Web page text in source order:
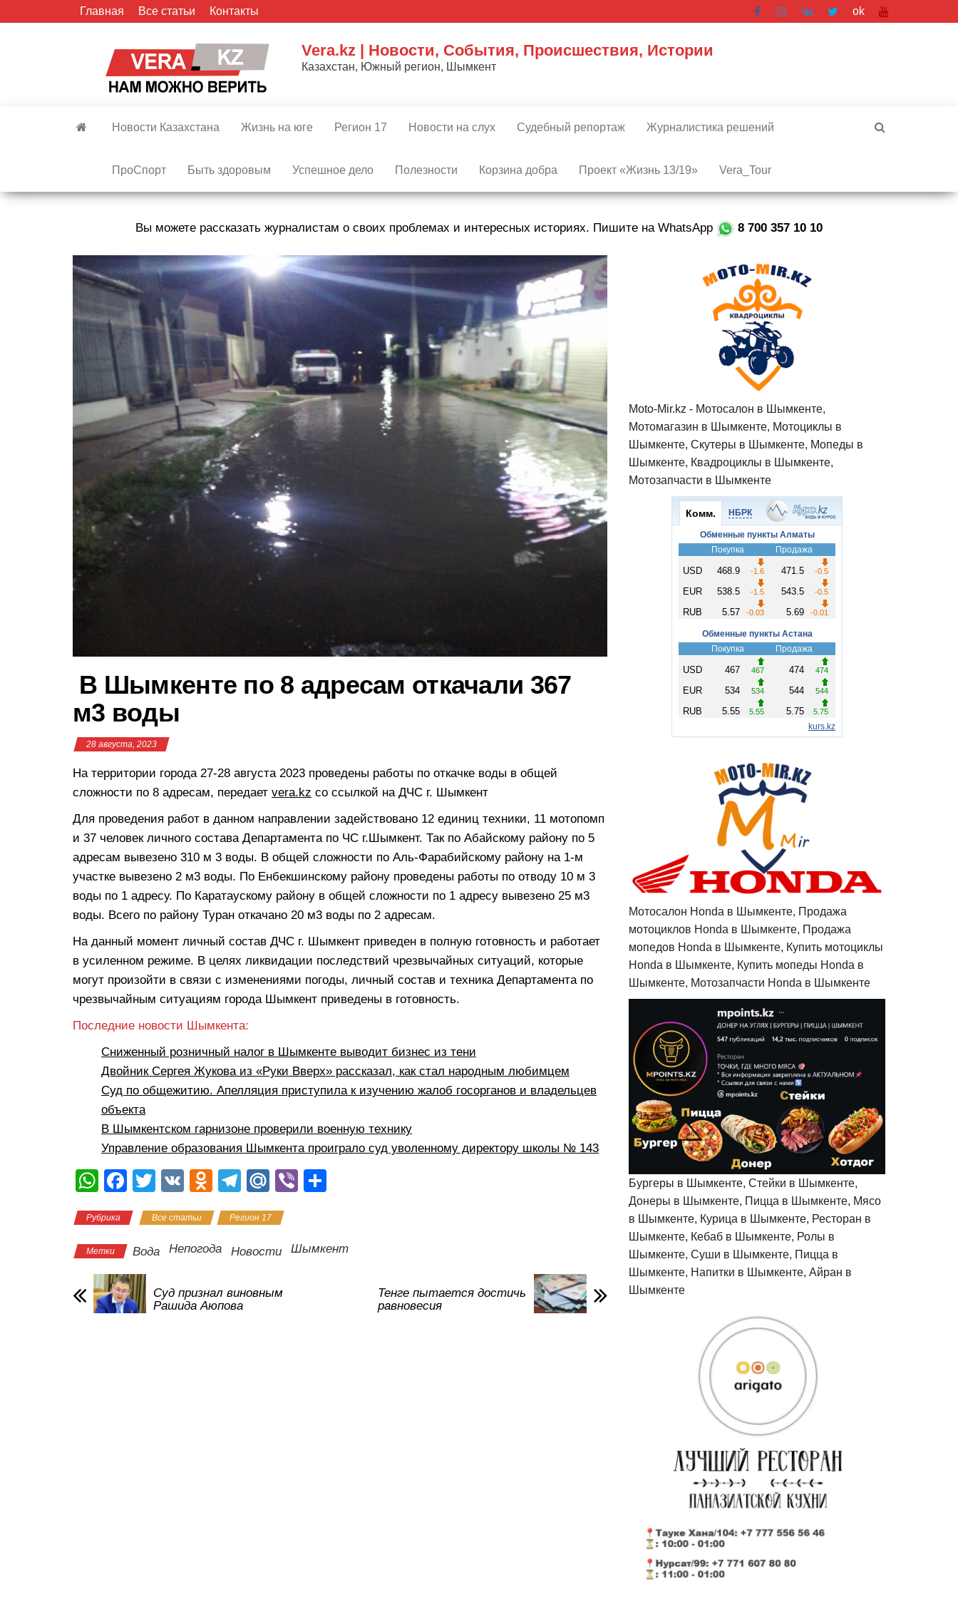
Главная Все статьи Контакты ok
Vera.kz | Новости, События, Происшествия, Истории
Казахстан, Южный регион, Шымкент
Новости Казахстана Жизнь на юге Регион 17 Новости на слух Судебный репортаж Журналистика решений
ПроСпорт Быть здоровым Успешное дело Полезности Корзина добра Проект «Жизнь 13/19» Vera_Tour
Вы можете рассказать журналистам о своих проблемах и интересных историях. Пишите на WhatsApp 8 700 357 10 10
В Шымкенте по 8 адресам откачали 367
м3 воды
28 августа, 2023
На территории города 27-28 августа 2023 проведены работы по откачке воды в общей
сложности по 8 адресам, передает vera.kz со ссылкой на ДЧС г. Шымкент
Для проведения работ в данном направлении задействовано 12 единиц техники, 11 мотопомп
и 37 человек личного состава Департамента по ЧС г.Шымкент. Так по Абайскому району по 5
адресам вывезено 310 м 3 воды. В общей сложности по Аль-Фарабийскому району на 1-м
участке вывезено 2 м3 воды. По Енбекшинскому району проведены работы по отводу 10 м 3
воды по 1 адресу. По Каратаускому району в общей сложности по 1 адресу вывезено 25 м3
воды. Всего по району Туран откачано 20 м3 воды по 2 адресам.
На данный момент личный состав ДЧС г. Шымкент приведен в полную готовность и работает
в усиленном режиме. В целях ликвидации последствий чрезвычайных ситуаций, которые
могут произойти в связи с изменениями погоды, личный состав и техника Департамента по
чрезвычайным ситуациям города Шымкент приведены в готовность.
Последние новости Шымкента:
Сниженный розничный налог в Шымкенте выводит бизнес из тени
Двойник Сергея Жукова из «Руки Вверх» рассказал, как стал народным любимцем
Суд по общежитию. Апелляция приступила к изучению жалоб госорганов и владельцев
объекта
В Шымкентском гарнизоне проверили военную технику
Управление образования Шымкента проиграло суд уволенному директору школы № 143
W
at
s
A
p
p
F
c
e
b
o
o
T
tt
er
V
O
n
o
a
ss
T
e
gr
m
M
.R
u
Vi
а
Рубрика Все статьи Регион 17
Метки Вода Непогода Новости Шымкент
Суд признал виновным
Рашида Аюпова
Тенге пытается достичь
равновесия
Moto-Mir.kz - Мотосалон в Шымкенте,
Мотомагазин в Шымкенте, Мотоциклы в
Шымкенте, Скутеры в Шымкенте, Мопеды в
Шымкенте, Квадроциклы в Шымкенте,
Мотозапчасти в Шымкенте
Мотосалон Honda в Шымкенте, Продажа
мотоциклов Honda в Шымкенте, Продажа
мопедов Honda в Шымкенте, Купить мотоциклы
Honda в Шымкенте, Купить мопеды Honda в
Шымкенте, Мотозапчасти Honda в Шымкенте
Бургеры в Шымкенте, Стейки в Шымкенте,
Донеры в Шымкенте, Пицца в Шымкенте, Мясо
в Шымкенте, Курица в Шымкенте, Ресторан в
Шымкенте, Кебаб в Шымкенте, Ролы в
Шымкенте, Суши в Шымкенте, Пицца в
Шымкенте, Напитки в Шымкенте, Айран в
Шымкенте